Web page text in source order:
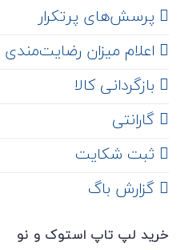
‌ پرسش‌های پرتکرار
اعلام میزان رضایت‌مندی
‌ بازگردانی کالا
گارانتی
ثبت شکایت
‌ گزارش باگ
خرید لپ تاپ استوک و نو